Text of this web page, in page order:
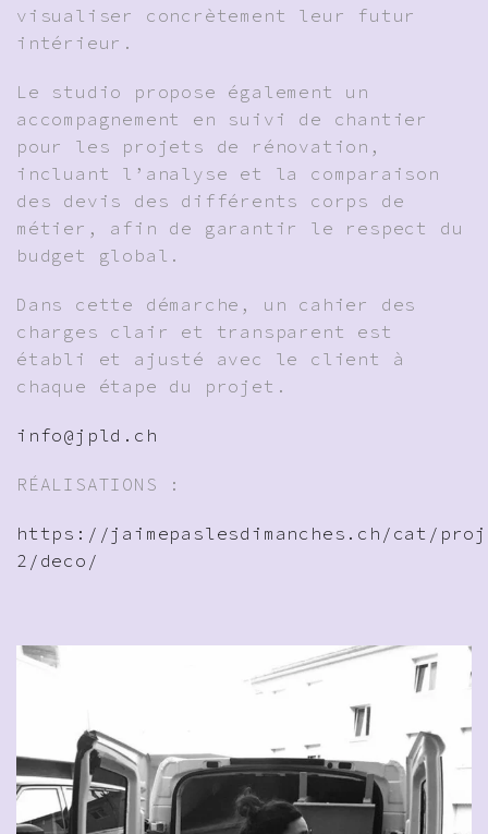
visualiser concrètement leur futur
intérieur.
Le studio propose également un
accompagnement en suivi de chantier
pour les projets de rénovation,
incluant l’analyse et la comparaison
des devis des différents corps de
métier, afin de garantir le respect du
budget global.
Dans cette démarche, un cahier des
charges clair et transparent est
établi et ajusté avec le client à
chaque étape du projet.
info@jpld.ch
RÉALISATIONS :
https://jaimepaslesdimanches.ch/cat/
2/deco/